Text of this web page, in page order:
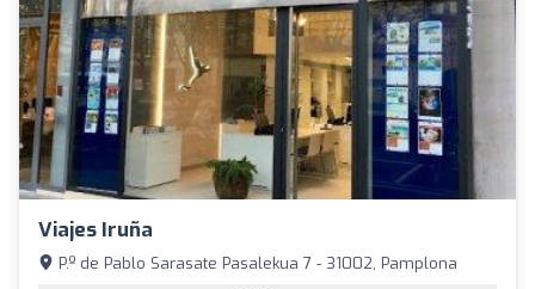
Viajes Iruña
P.º de Pablo Sarasate Pasalekua 7 - 31002, Pamplona